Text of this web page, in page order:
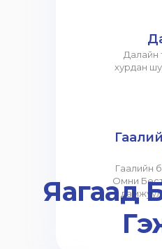
Далайн
хурдан
Гаалийн
Омни
Яагаад